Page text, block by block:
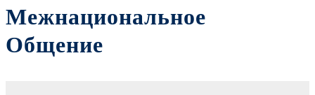
Межнациональное
Общение